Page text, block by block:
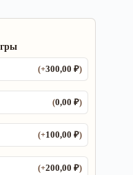
(+300,00₽)
(0,00₽)
(+100,00₽)
(+200,00₽)